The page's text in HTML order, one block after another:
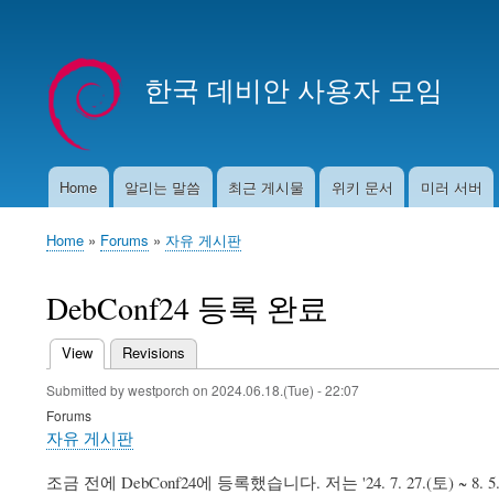
account
menu
한국 데비안 사용자 모임
MainHome 알리는 말씀 최근 게시물 위키 문서 미러 서버
Breadcrumb
Home Forums 자유 게시판
DebConf24 등록 완료
Primary
tabs
View (active tab)
Revisions
Submitted bywestporch on 2024.06.18.(Tue) - 22:07
Forums
자유 게시판
조금 전에 DebConf24에 등록했습니다. 저는 '24. 7. 27.(토) ~